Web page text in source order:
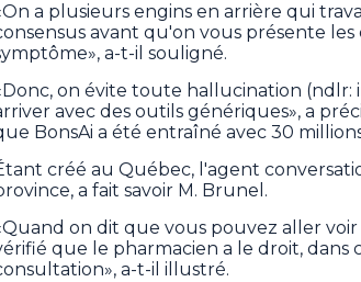
a plusieurs engins en arrière qui
avant qu'on vous présente les
a-t-il souligné.
on évite toute hallucination
avec des outils génériques», a
BonsAi a été entraîné avec 30
créé au Québec, l'agent
a fait savoir M. Brunel.
on dit que vous pouvez aller
que le pharmacien a le droit, dans
a-t-il illustré.